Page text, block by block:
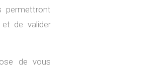
permettront
de valider
de vous